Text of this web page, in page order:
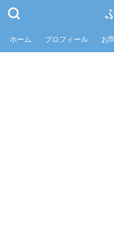
ホーム プロフィール お